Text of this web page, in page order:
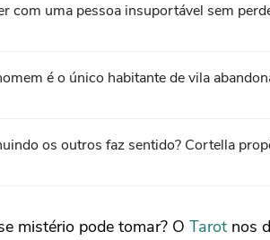
com uma pessoa insuportável sem
é o único habitante de vila
os outros faz sentido? Cortella
mistério pode tomar? O Tarot nos